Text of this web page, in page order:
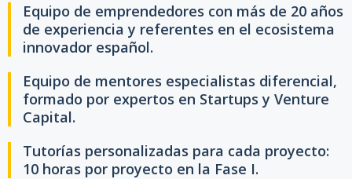
Equipo de emprendedores con más de 20 años
de experiencia y referentes en el ecosistema
innovador español.
Equipo de mentores especialistas diferencial,
formado por expertos en Startups y Venture
Capital.
Tutorías personalizadas para cada proyecto:
10 horas por proyecto en la Fase I.